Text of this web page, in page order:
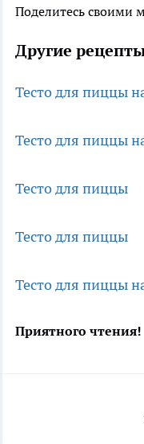
Поделитесь своими
Другие
Тесто для пиццы
Тесто для пиццы
Тесто для пиццы
Тесто для пиццы
Тесто для пиццы
Приятного чтения!